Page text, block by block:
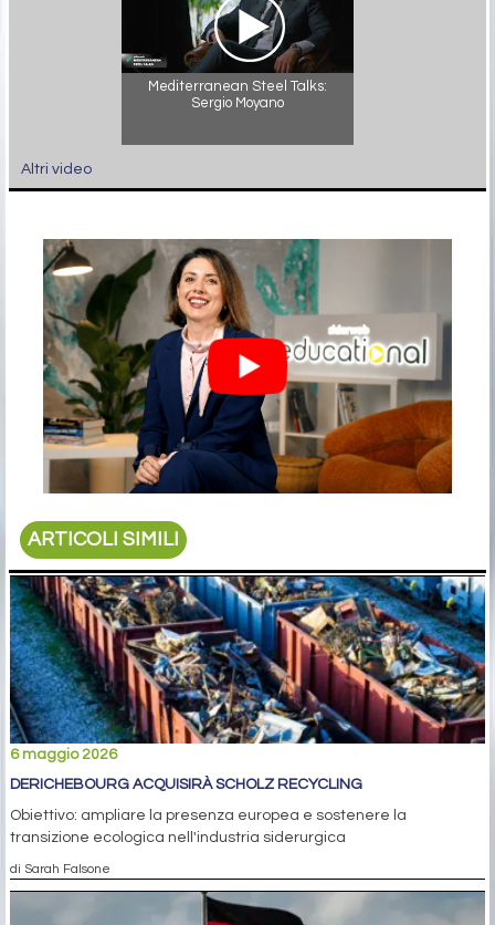
Mediterranean Steel Talks:
Sergio Moyano
Altri video
ARTICOLI SIMILI
6 maggio 2026
DERICHEBOURG ACQUISIRÀ SCHOLZ RECYCLING
Obiettivo: ampliare la presenza europea e sostenere la
transizione ecologica nell'industria siderurgica
di Sarah Falsone